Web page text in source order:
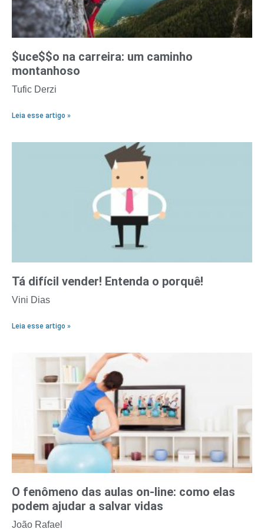
$uce$$o na carreira: um caminho
montanhoso
Tufic Derzi
Leia esse artigo »
Tá difícil vender! Entenda o porquê!
Vini Dias
Leia esse artigo »
O fenômeno das aulas on-line: como elas
podem ajudar a salvar vidas
João Rafael